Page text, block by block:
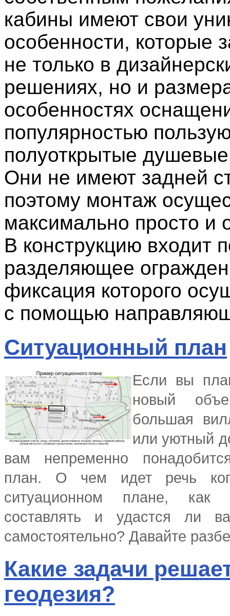
кабины имеют свои
особенности, которые
не только в
решениях, но и
особенностях
популярностью
полуоткрытые
Они не имеют задней
поэтому монтаж
максимально просто и
В конструкцию входит
разделяющее
фиксация которого
с помощью
Ситуационный план
Если вы
новый
большая
или уютный
вам непременно
план. О чем идет речь
ситуационном плане, как
составлять и удастся ли
самостоятельно? Давайте
Какие задачи
геодезия?